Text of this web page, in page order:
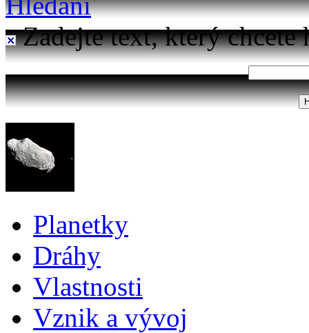
Zadejte text, který chcete
Planetky
Dráhy
Vlastnosti
Vznik a vývoj